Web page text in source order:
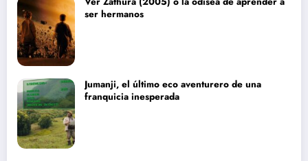
ser hermanos
Jumanji, el último eco aventurero de una
franquicia inesperada